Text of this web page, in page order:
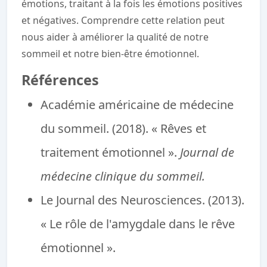
émotions, traitant à la fois les émotions positives
et négatives. Comprendre cette relation peut
nous aider à améliorer la qualité de notre
sommeil et notre bien-être émotionnel.
Références
Académie américaine de médecine
du sommeil. (2018). « Rêves et
traitement émotionnel ». Journal de
médecine clinique du sommeil.
Le Journal des Neurosciences. (2013).
« Le rôle de l'amygdale dans le rêve
émotionnel ».